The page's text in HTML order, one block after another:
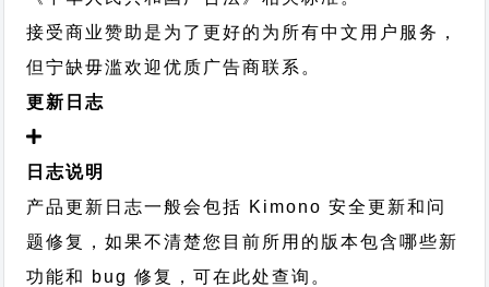
接受商业赞助是为了更好的为所有中文用户服务，
但宁缺毋滥欢迎优质广告商联系。
更新日志
日志说明
产品更新日志一般会包括 Kimono 安全更新和问
题修复，如果不清楚您目前所用的版本包含哪些新
功能和 bug 修复，可在此处查询。